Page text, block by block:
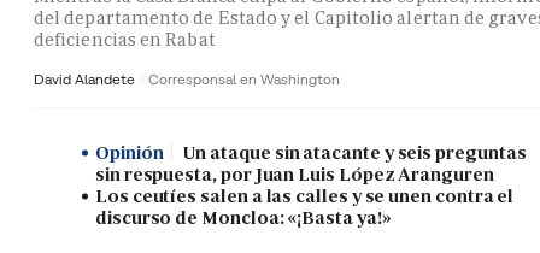
del departamento de Estado y el Capitolio alertan de
deficiencias en Rabat
David Alandete Corresponsal en Washington
Opinión
Un ataque sin atacante y seis preguntas
sin respuesta, por Juan Luis López Aranguren
Los ceutíes salen a las calles y se unen contra el
discurso de Moncloa: «¡Basta ya!»